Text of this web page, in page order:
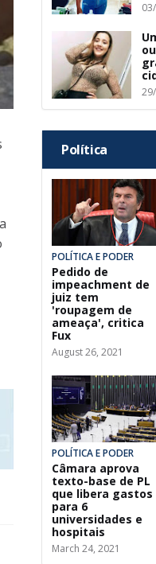
Política
POLÍTICA E PODER
Pedido de
impeachment de
juiz tem
'roupagem de
ameaça', critica
Fux
August 26, 2021
POLÍTICA E PODER
Câmara aprova
texto-base de PL
que libera gastos
para 6
universidades e
hospitais
March 24, 2021